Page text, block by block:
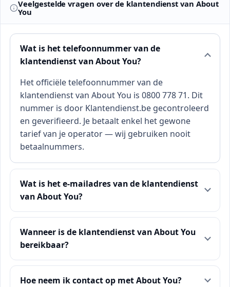
Veelgestelde vragen over de klantendienst van About
You
Wat is het telefoonnummer van de
klantendienst van About You?
Het officiële telefoonnummer van de
klantendienst van About You is 0800 778 71. Dit
nummer is door Klantendienst.be gecontroleerd
en geverifieerd. Je betaalt enkel het gewone
tarief van je operator — wij gebruiken nooit
betaalnummers.
Wat is het e-mailadres van de klantendienst
van About You?
Wanneer is de klantendienst van About You
bereikbaar?
Hoe neem ik contact op met About You?